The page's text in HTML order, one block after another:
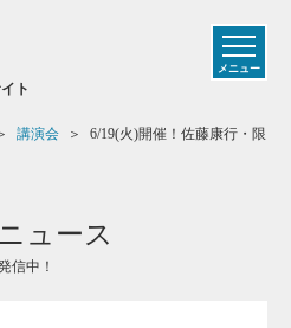
ト
メニュー
講演会
6/19(火)開催！佐藤康行・限
ュース
信中！